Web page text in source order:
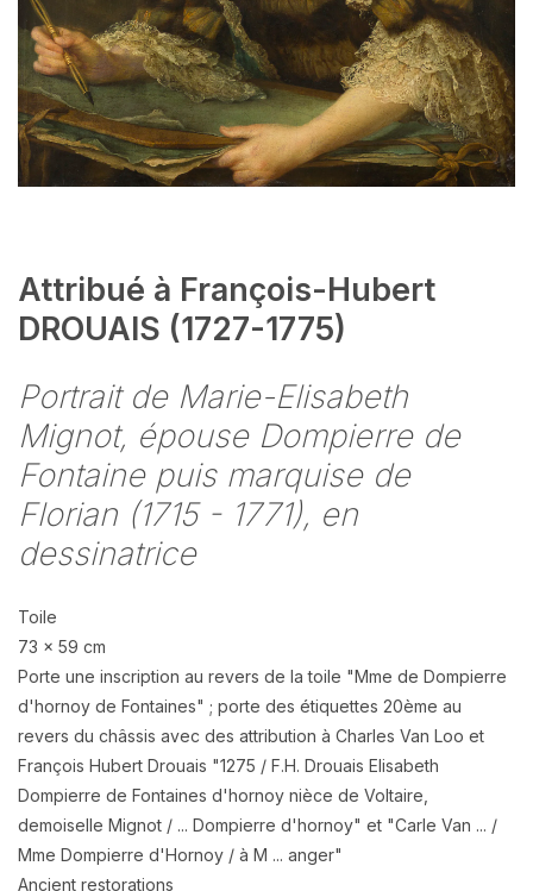
Attribué à François-Hubert
DROUAIS (1727-1775)
Portrait de Marie-Elisabeth
Mignot, épouse Dompierre de
Fontaine puis marquise de
Florian (1715 - 1771), en
dessinatrice
Toile
73 x 59 cm
Porte une inscription au revers de la toile "Mme de Dompierre
d'hornoy de Fontaines" ; porte des étiquettes 20ème au
revers du châssis avec des attribution à Charles Van Loo et
François Hubert Drouais "1275 / F.H. Drouais Elisabeth
Dompierre de Fontaines d'hornoy nièce de Voltaire,
demoiselle Mignot / ... Dompierre d'hornoy" et "Carle Van ... /
Mme Dompierre d'Hornoy / à M ... anger"
Ancient restorations